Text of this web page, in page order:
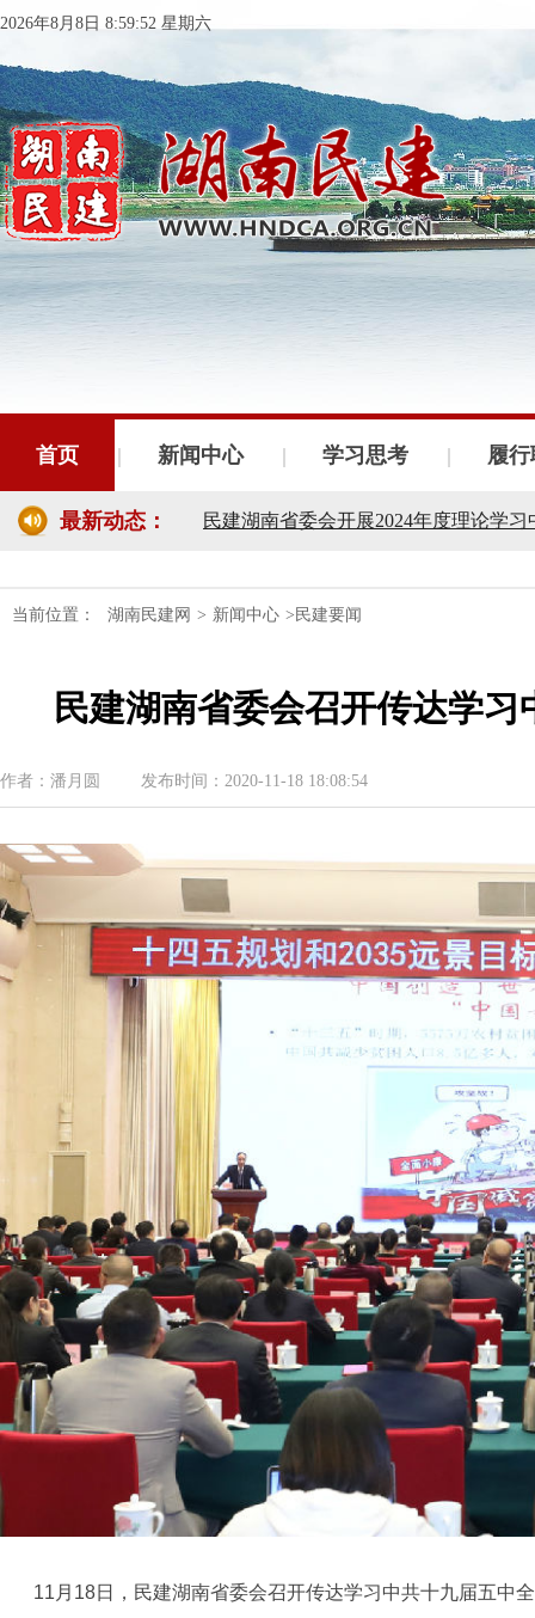
2026年8月8日 8:59:53 星期六
首页 新闻中心 学习思考 履
最新动态：
民建湖南省委会十届五次全会召开
民建湖南省十届十次常委会议召开
民建湖南省委会开展2024年度理论学
民建湖南省委会召开全省组织建设工作
民建湖南省委会开展2024年度理论学
民建湖南省第十届委员会内部监督委
当前位置： 湖南民建网 > 新闻中心 >民建要闻
民建湖南省委会召开传达学
作者：潘月圆 发布时间：2020-11-18 18:08:54
11 月 18日， 民建湖南省委会召开传达学习中共十九届五中